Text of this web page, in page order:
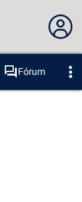
logado...
Fórum
Ferramentas